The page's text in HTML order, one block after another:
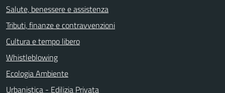
Salute, benessere e assistenza
Tributi, finanze e contravvenzioni
Cultura e tempo libero
Whistleblowing
Ecologia Ambiente
Urbanistica - Edilizia Privata